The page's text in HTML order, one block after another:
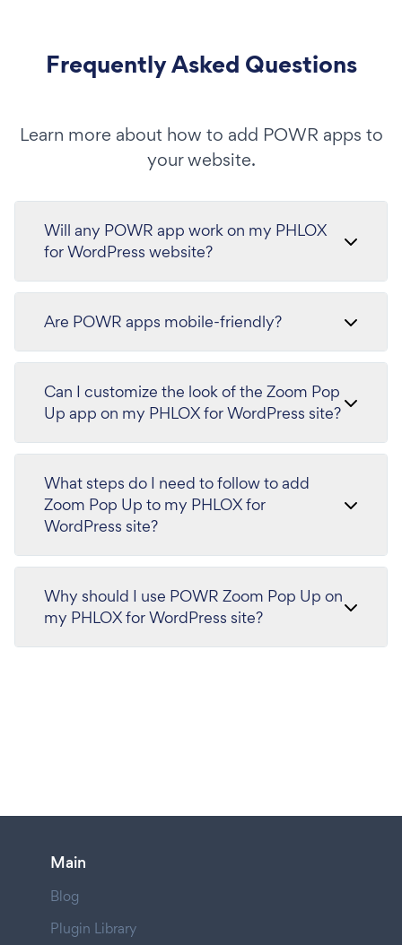
Frequently Asked Questions
Learn more about how to add POWR apps to
your website.
Will any POWR app work on my PHLOX
for WordPress website?
Are POWR apps mobile-friendly?
Can I customize the look of the Zoom Pop
Up app on my PHLOX for WordPress site?
What steps do I need to follow to add
Zoom Pop Up to my PHLOX for
WordPress site?
Why should I use POWR Zoom Pop Up on
my PHLOX for WordPress site?
Main
Blog
Plugin Library